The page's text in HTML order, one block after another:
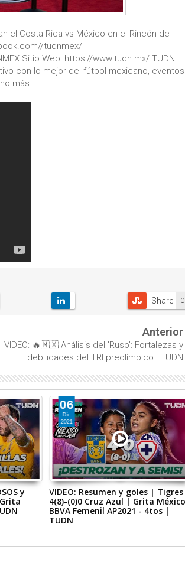
el Costa Rica vs México en el Rincón de
tudnmex/
Sitio Web: https://www.tudn.mx/ TUDN
con lo mejor del fútbol mexicano, eventos
más.
0
Share
Anterior
VIDEO: 🔥🇲🇽 Análisis del 'Ruso': Fortalezas y
debilidades del TRI preolímpico | TUDN
y
06
Dic
2021
VIDEO: Resumen y goles | Tigres
4(8)-(0)0 Cruz Azul | Grita México
BBVA Femenil AP2021 - 4tos |
TUDN